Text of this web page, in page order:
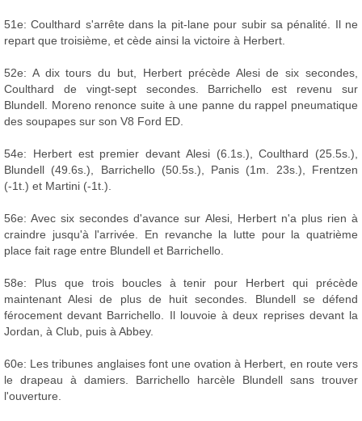
51e: Coulthard s'arrête dans la pit-lane pour subir sa pénalité. Il ne
repart que troisième, et cède ainsi la victoire à Herbert.
52e: A dix tours du but, Herbert précède Alesi de six secondes,
Coulthard de vingt-sept secondes. Barrichello est revenu sur
Blundell. Moreno renonce suite à une panne du rappel pneumatique
des soupapes sur son V8 Ford ED.
54e: Herbert est premier devant Alesi (6.1s.), Coulthard (25.5s.),
Blundell (49.6s.), Barrichello (50.5s.), Panis (1m. 23s.), Frentzen
(-1t.) et Martini (-1t.).
56e: Avec six secondes d'avance sur Alesi, Herbert n'a plus rien à
craindre jusqu'à l'arrivée. En revanche la lutte pour la quatrième
place fait rage entre Blundell et Barrichello.
58e: Plus que trois boucles à tenir pour Herbert qui précède
maintenant Alesi de plus de huit secondes. Blundell se défend
férocement devant Barrichello. Il louvoie à deux reprises devant la
Jordan, à Club, puis à Abbey.
60e: Les tribunes anglaises font une ovation à Herbert, en route vers
le drapeau à damiers. Barrichello harcèle Blundell sans trouver
l'ouverture.